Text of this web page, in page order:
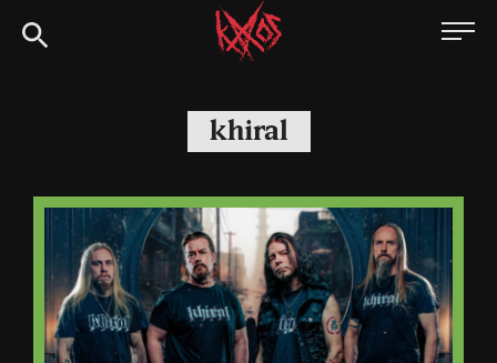
Siirry
suoraan
Kaaoszine
khiral